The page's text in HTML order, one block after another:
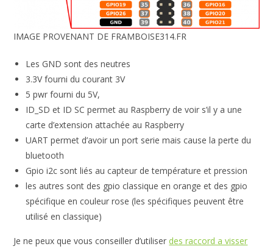
IMAGE PROVENANT DE FRAMBOISE314.FR
Les GND sont des neutres
3.3V fourni du courant 3V
5 pwr fourni du 5V,
ID_SD et ID SC permet au Raspberry de voir s’il y a une
carte d’extension attachée au Raspberry
UART permet d’avoir un port serie mais cause la perte du
bluetooth
Gpio i2c sont liés au capteur de température et pression
les autres sont des gpio classique en orange et des gpio
spécifique en couleur rose (les spécifiques peuvent être
utilisé en classique)
Je ne peux que vous conseiller d’utiliser des raccord a visser